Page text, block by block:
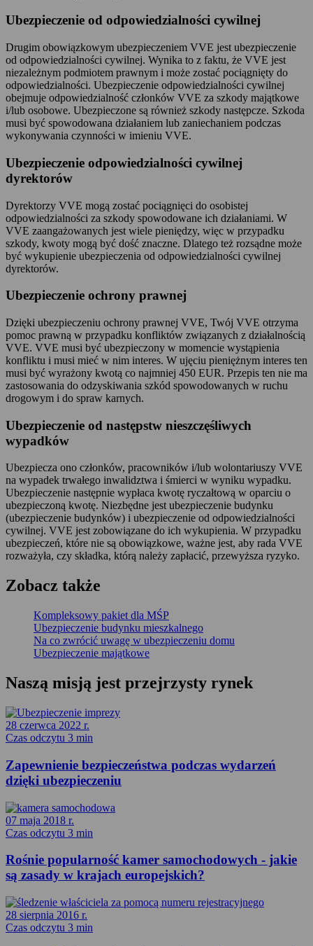
Ubezpieczenie od odpowiedzialności cywilnej
Drugim obowiązkowym ubezpieczeniem VVE jest ubezpieczenie
od odpowiedzialności cywilnej. Wynika to z faktu, że VVE jest
niezależnym podmiotem prawnym i może zostać pociągnięty do
odpowiedzialności. Ubezpieczenie odpowiedzialności cywilnej
obejmuje odpowiedzialność członków VVE za szkody majątkowe
i/lub osobowe. Ubezpieczone są również szkody następcze. Szkoda
musi być spowodowana działaniem lub zaniechaniem podczas
wykonywania czynności w imieniu VVE.
Ubezpieczenie odpowiedzialności cywilnej
dyrektorów
Dyrektorzy VVE mogą zostać pociągnięci do osobistej
odpowiedzialności za szkody spowodowane ich działaniami. W
VVE zaangażowanych jest wiele pieniędzy, więc w przypadku
szkody, kwoty mogą być dość znaczne. Dlatego też rozsądne może
być wykupienie ubezpieczenia od odpowiedzialności cywilnej
dyrektorów.
Ubezpieczenie ochrony prawnej
Dzięki ubezpieczeniu ochrony prawnej VVE, Twój VVE otrzyma
pomoc prawną w przypadku konfliktów związanych z działalnością
VVE. VVE musi być ubezpieczony w momencie wystąpienia
konfliktu i musi mieć w nim interes. W ujęciu pieniężnym interes ten
musi być wyrażony kwotą co najmniej 450 EUR. Przepis ten nie ma
zastosowania do odzyskiwania szkód spowodowanych w ruchu
drogowym i do spraw karnych.
Ubezpieczenie od następstw nieszczęśliwych
wypadków
Ubezpiecza ono członków, pracowników i/lub wolontariuszy VVE
na wypadek trwałego inwalidztwa i śmierci w wyniku wypadku.
Ubezpieczenie następnie wypłaca kwotę ryczałtową w oparciu o
ubezpieczoną kwotę. Niezbędne jest ubezpieczenie budynku
(ubezpieczenie budynków) i ubezpieczenie od odpowiedzialności
cywilnej. VVE jest zobowiązane do ich wykupienia. W przypadku
ubezpieczeń, które nie są obowiązkowe, ważne jest, aby rada VVE
rozważyła, czy składka, którą należy zapłacić, przewyższa ryzyko.
Zobacz także
Kompleksowy pakiet dla MŚP
Ubezpieczenie budynku mieszkalnego
Na co zwrócić uwagę w ubezpieczeniu domu
Ubezpieczenie majątkowe
Naszą misją jest przejrzysty rynek
28 czerwca 2022 r.
Czas odczytu 3 min
Zapewnienie bezpieczeństwa podczas wydarzeń
dzięki ubezpieczeniu
07 maja 2018 r.
Czas odczytu 3 min
Rośnie popularność kamer samochodowych - jakie
są zasady w krajach europejskich?
28 sierpnia 2016 r.
Czas odczytu 3 min